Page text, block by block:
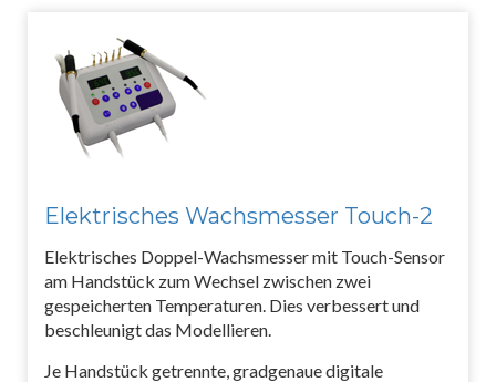
Elektrisches Wachsmesser Touch-2
Elektrisches Doppel-Wachsmesser mit Touch-Sensor
am Handstück zum Wechsel zwischen zwei
gespeicherten Temperaturen. Dies verbessert und
beschleunigt das Modellieren.
Je Handstück getrennte, gradgenaue digitale